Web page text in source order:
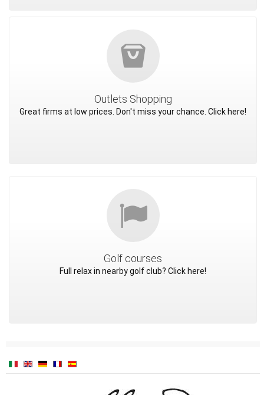
Outlets Shopping
Great firms at low prices. Don't miss your chance. Click here!
Golf courses
Full relax in nearby golf club? Click here!